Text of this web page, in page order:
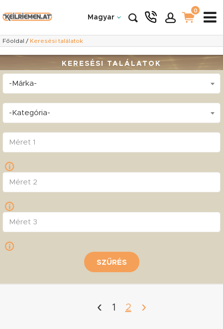
Magyar
0
Főoldal / Keresési találatok
KERESÉSI TALÁLATOK
-Márka-
-Kategória-
SZŰRÉS
‹ 1 2 ›